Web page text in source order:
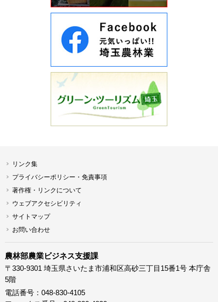
リンク集
プライバシーポリシー・免責事項
著作権・リンクについて
ウェブアクセシビリティ
サイトマップ
お問い合わせ
農林部農業ビジネス支援課
〒330-9301 埼玉県さいたま市浦和区高砂三丁目15番1号 本庁舎
5階
電話番号：048-830-4105